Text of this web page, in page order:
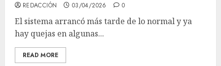
REDACCIÓN 03/04/2026 0
El sistema arrancó más tarde de lo normal y ya
hay quejas en algunas...
READ MORE